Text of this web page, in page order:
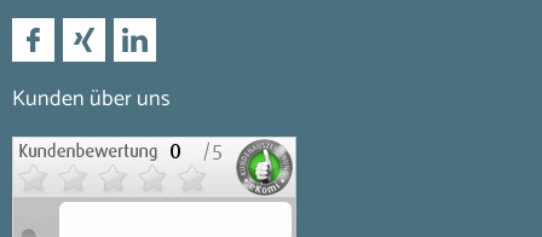
Kunden über uns